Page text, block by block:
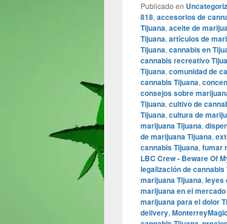
Publicado en
818, accesorios de
Tijuana, aceite de
Tijuana, artículos de
Tijuana, cannabis en
cannabis recreativo
Tijuana, comunidad de
cannabis Tijuana,
consejos sobre
Tijuana, cultivo de
Tijuana, cultura de
marijuana Tijuana,
de marijuana Tijuana,
cannabis Tijuana, fumar
LBC Crew - Beware Of
legalización de cannabis
marijuana Tijuana, leyes
marijuana en el
marijuana para el dolor
delivery,